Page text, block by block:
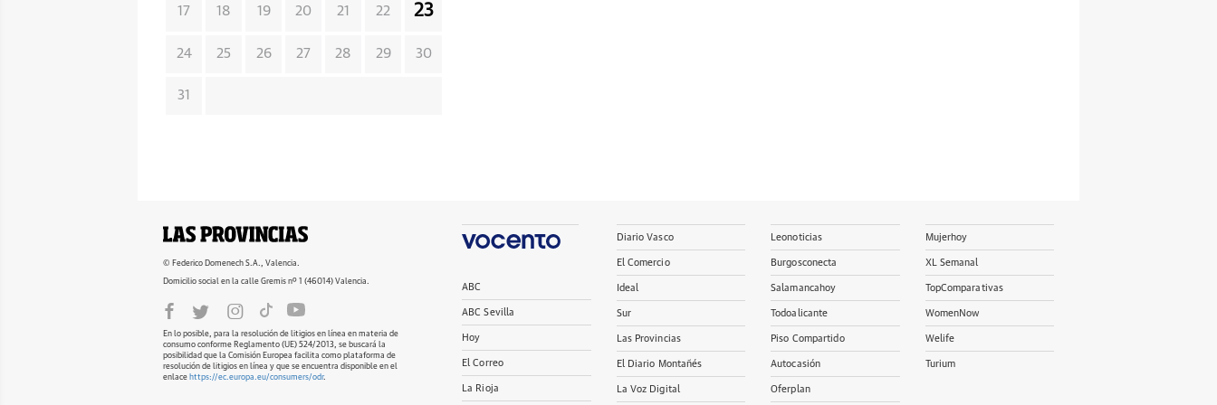
17 18 19 20 21 22 23
24 25 26 27 28 29 30
31
© Federico Domenech S.A., Valencia.
Domicilio social en la calle Gremis nº 1 (46014) Valencia.
En lo posible, para la resolución de litigios en línea en materia de
consumo conforme Reglamento (UE) 524/2013, se buscará la
posibilidad que la Comisión Europea facilita como plataforma de
resolución de litigios en línea y que se encuentra disponible en el
enlace https://ec.europa.eu/consumers/odr.
ABC
ABC Sevilla
Hoy
El Correo
La Rioja
Diario Vasco
El Comercio
Ideal
Sur
Las Provincias
El Diario Montañés
La Voz Digital
Leonoticias
Burgosconecta
Salamancahoy
Todoalicante
Piso Compartido
Autocasión
Oferplan
Mujerhoy
XL Semanal
TopComparativas
WomenNow
Welife
Turium